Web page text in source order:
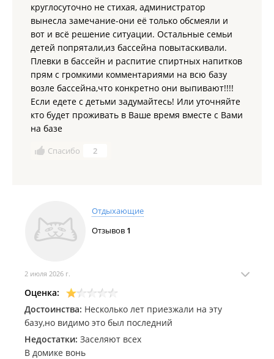
круглосуточно не стихая, администратор
вынесла замечание-они её только обсмеяли и
вот и всё решение ситуации. Остальные семьи
детей попрятали,из бассейна повытаскивали.
Плевки в бассейн и распитие спиртных напитков
прям с громкими комментариями на всю базу
возле бассейна,что конкретно они выпивают!!!!
Если едете с детьми задумайтесь! Или уточняйте
кто будет проживать в Ваше время вместе с Вами
на базе
Спасибо 2
Отдыхающие
Отзывов 1
2 июля 2026 г.
Оценка:
Достоинства: Несколько лет приезжали на эту
базу,но видимо это был последний
Недостатки: Заселяют всех
В домике вонь